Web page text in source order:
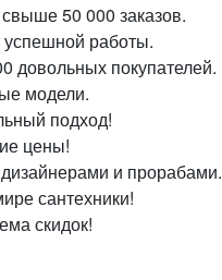
50 000 заказов.
успешной работы.
довольных покупателей.
модели.
подход!
цены!
и прорабами.
сантехники!
скидок!